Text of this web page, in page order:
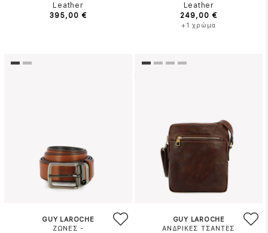
Leather
395,00 €
Leather
249,00 €
+1 χρώμα
GUY LAROCHE
ΖΩΝΕΣ -
GUY LAROCHE
ΑΝΔΡΙΚΕΣ ΤΣΑΝΤΕΣ